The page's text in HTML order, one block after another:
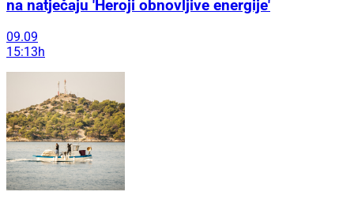
na natječaju 'Heroji obnovljive energije'
09.09
15:13h